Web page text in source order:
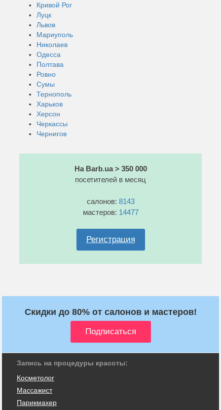
Кривой Рог
Луцк
Львов
Мариуполь
Николаев
Одесса
Полтава
Ровно
Сумы
Тернополь
Харьков
Херсон
Черкассы
Чернигов
На Barb.ua > 350 000
посетителей в месяц
салонов: 8143
мастеров: 14477
Регистрация
Скидки до 80% от салонов и мастеров!
Запись на процедуры красоты:
Косметолог
Массажист
Парикмахер